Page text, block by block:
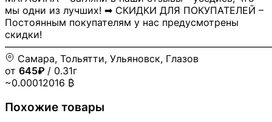
мы одни из лучших! ➡ СКИДКИ ДЛЯ ПОКУПАТЕЛЕЙ –
Постоянным покупателям у нас предусмотрены
скидки!
Самара, Тольятти, Ульяновск, Глазов
от 645₽ / 0.31г
~0.00012016 ₿
Похожие товары